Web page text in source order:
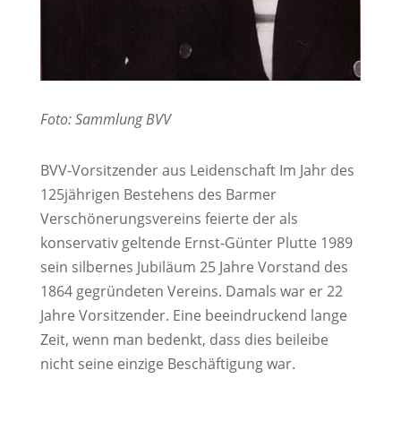
Foto: Sammlung BVV
BVV-Vorsitzender aus Leidenschaft Im Jahr des
125jährigen Bestehens des Barmer
Verschönerungsvereins feierte der als
konservativ geltende Ernst-Günter Plutte 1989
sein silbernes Jubiläum 25 Jahre Vorstand des
1864 gegründeten Vereins. Damals war er 22
Jahre Vorsitzender. Eine beeindruckend lange
Zeit, wenn man bedenkt, dass dies beileibe
nicht seine einzige Beschäftigung war.